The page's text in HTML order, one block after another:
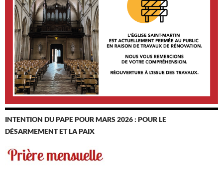
INTENTION DU PAPE POUR MARS 2026 : POUR LE
DÉSARMEMENT ET LA PAIX